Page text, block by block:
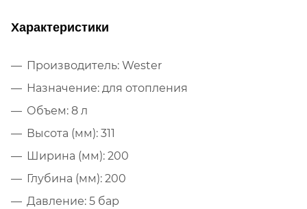
Характеристики
Производитель: Wester
Назначение: для отопления
Объем: 8 л
Высота (мм): 311
Ширина (мм): 200
Глубина (мм): 200
Давление: 5 бар